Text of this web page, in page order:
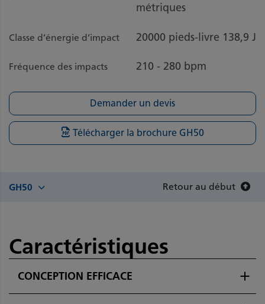
métriques
Classe d’énergie d’impact 20000 pieds-livre 138,9 J
Fréquence des impacts 210 - 280 bpm
Demander un devis
Télécharger la brochure GH50
GH50 Retour au début
Caractéristiques
CONCEPTION EFFICACE